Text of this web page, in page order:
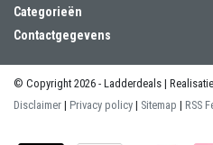
Categorieën
Contactgegevens
© Copyright 2026 - Ladderdeals | Realisatie
Disclaimer | Privacy policy | Sitemap | RSS